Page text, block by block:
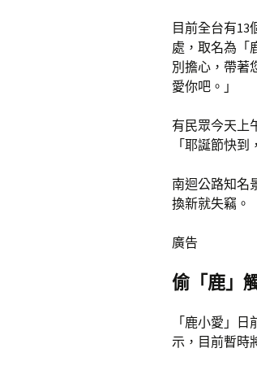
目前全台有13
處，取名為「
別擔心，帶著
愛你吧。」
有民眾今天上
「耶誕節快
南迴公路知名
換新就失竊。
廣告
偷「鹿」
「鹿小愛」
示，目前暫時